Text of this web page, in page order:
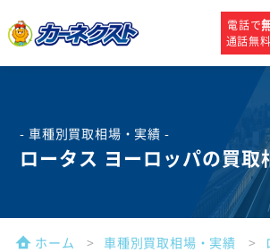
電話で
通話無
- 車種別買取相場・実績 -
ロータス ヨーロッパの買取
ホーム 車種別買取相場・実績